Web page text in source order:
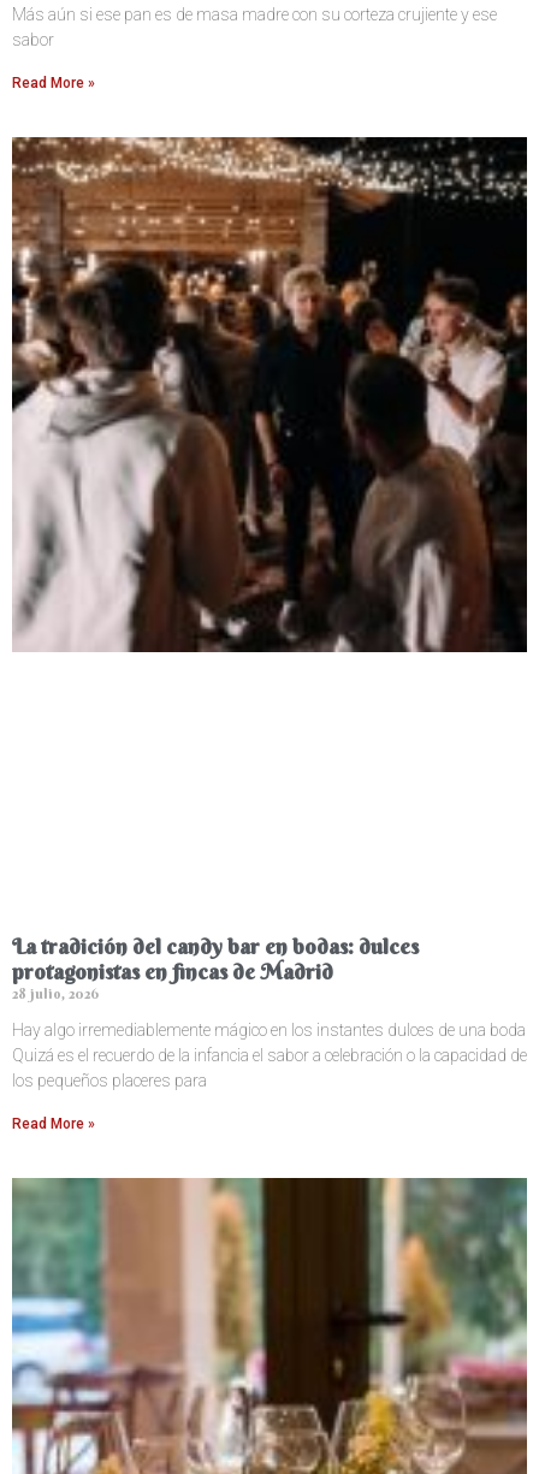
Más aún si ese pan es de masa madre con su corteza crujiente y ese
sabor
Read More »
La tradición del candy bar en bodas: dulces
protagonistas en fincas de Madrid
28 julio, 2026
Hay algo irremediablemente mágico en los instantes dulces de una boda
Quizá es el recuerdo de la infancia el sabor a celebración o la capacidad de
los pequeños placeres para
Read More »